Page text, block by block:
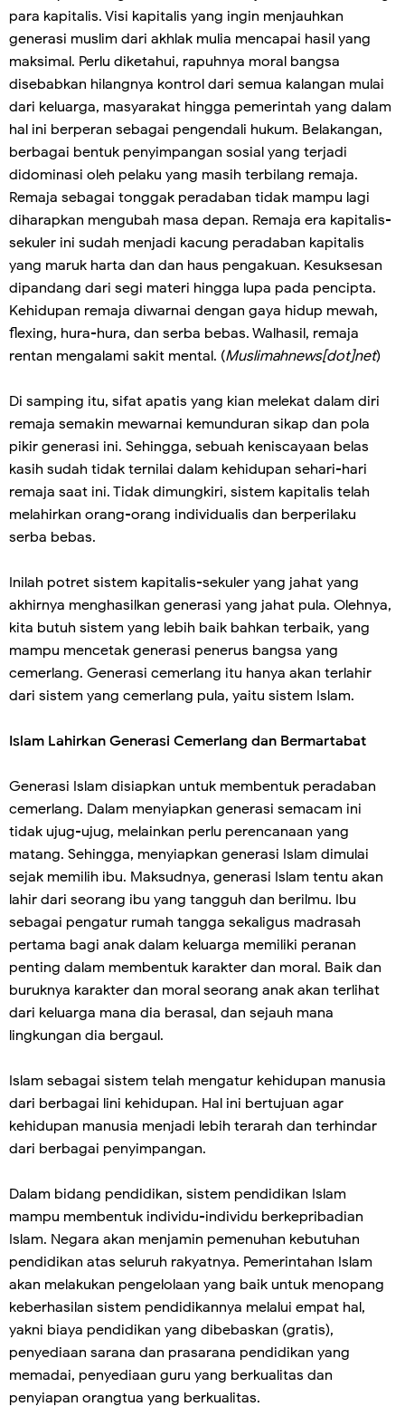
para kapitalis. Visi kapitalis yang ingin menjauhkan
generasi muslim dari akhlak mulia mencapai hasil yang
maksimal. Perlu diketahui, rapuhnya moral bangsa
disebabkan hilangnya kontrol dari semua kalangan mulai
dari keluarga, masyarakat hingga pemerintah yang dalam
hal ini berperan sebagai pengendali hukum. Belakangan,
berbagai bentuk penyimpangan sosial yang terjadi
didominasi oleh pelaku yang masih terbilang remaja.
Remaja sebagai tonggak peradaban tidak mampu lagi
diharapkan mengubah masa depan. Remaja era kapitalis-
sekuler ini sudah menjadi kacung peradaban kapitalis
yang maruk harta dan dan haus pengakuan. Kesuksesan
dipandang dari segi materi hingga lupa pada pencipta.
Kehidupan remaja diwarnai dengan gaya hidup mewah,
flexing, hura-hura, dan serba bebas. Walhasil, remaja
rentan mengalami sakit mental. (Muslimahnews[dot]net)
Di samping itu, sifat apatis yang kian melekat dalam diri
remaja semakin mewarnai kemunduran sikap dan pola
pikir generasi ini. Sehingga, sebuah keniscayaan belas
kasih sudah tidak ternilai dalam kehidupan sehari-hari
remaja saat ini. Tidak dimungkiri, sistem kapitalis telah
melahirkan orang-orang individualis dan berperilaku
serba bebas.
Inilah potret sistem kapitalis-sekuler yang jahat yang
akhirnya menghasilkan generasi yang jahat pula. Olehnya,
kita butuh sistem yang lebih baik bahkan terbaik, yang
mampu mencetak generasi penerus bangsa yang
cemerlang. Generasi cemerlang itu hanya akan terlahir
dari sistem yang cemerlang pula, yaitu sistem Islam.
Islam Lahirkan Generasi Cemerlang dan Bermartabat
Generasi Islam disiapkan untuk membentuk peradaban
cemerlang. Dalam menyiapkan generasi semacam ini
tidak ujug-ujug, melainkan perlu perencanaan yang
matang. Sehingga, menyiapkan generasi Islam dimulai
sejak memilih ibu. Maksudnya, generasi Islam tentu akan
lahir dari seorang ibu yang tangguh dan berilmu. Ibu
sebagai pengatur rumah tangga sekaligus madrasah
pertama bagi anak dalam keluarga memiliki peranan
penting dalam membentuk karakter dan moral. Baik dan
buruknya karakter dan moral seorang anak akan terlihat
dari keluarga mana dia berasal, dan sejauh mana
lingkungan dia bergaul.
Islam sebagai sistem telah mengatur kehidupan manusia
dari berbagai lini kehidupan. Hal ini bertujuan agar
kehidupan manusia menjadi lebih terarah dan terhindar
dari berbagai penyimpangan.
Dalam bidang pendidikan, sistem pendidikan Islam
mampu membentuk individu-individu berkepribadian
Islam. Negara akan menjamin pemenuhan kebutuhan
pendidikan atas seluruh rakyatnya. Pemerintahan Islam
akan melakukan pengelolaan yang baik untuk menopang
keberhasilan sistem pendidikannya melalui empat hal,
yakni biaya pendidikan yang dibebaskan (gratis),
penyediaan sarana dan prasarana pendidikan yang
memadai, penyediaan guru yang berkualitas dan
penyiapan orangtua yang berkualitas.